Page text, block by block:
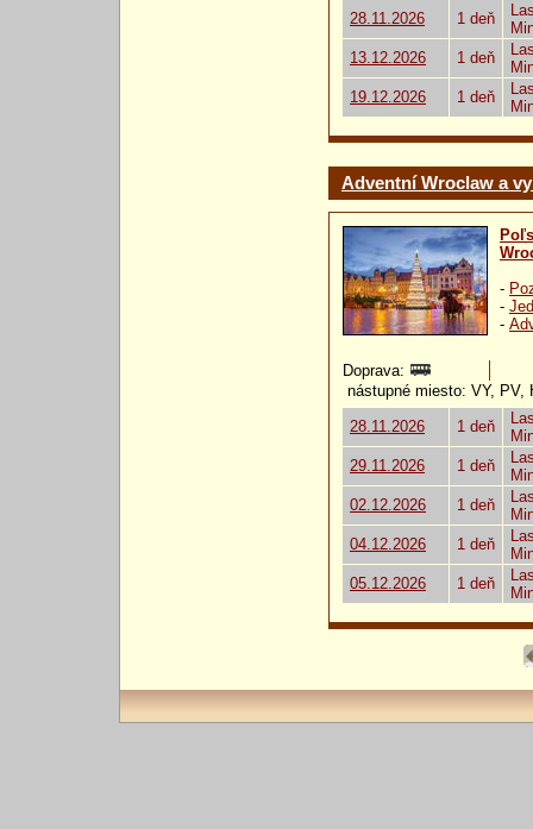
28.11.2026 1 deň
13.12.2026
1 deň
19.12.2026
1 deň
Adventní Wroclaw a
-
-
-
Doprava:
nástupné miesto: VY, PV,
28.11.2026
1 deň
29.11.2026
1 deň
02.12.2026
1 deň
04.12.2026
1 deň
05.12.2026
1 deň